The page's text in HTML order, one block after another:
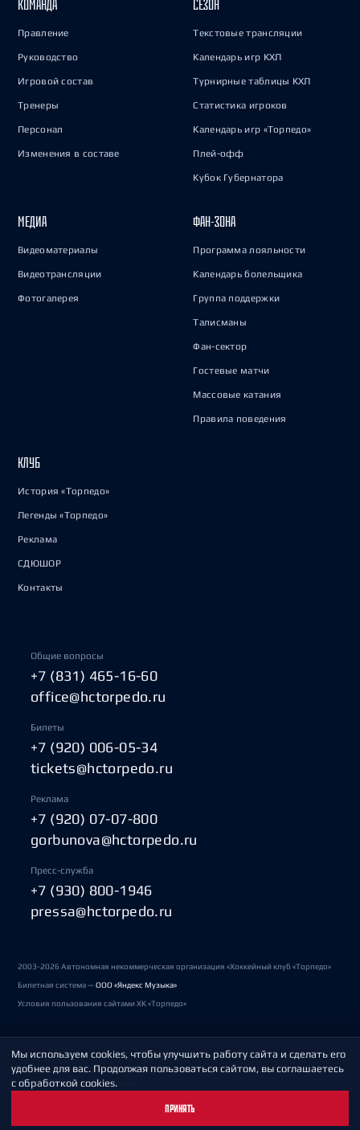
КОМАНДА
Правление
Руководство
Игровой состав
Тренеры
Персонал
Изменения в составе
СЕЗОН
Текстовые трансляции
Календарь игр КХЛ
Турнирные таблицы КХЛ
Статистика игроков
Календарь игр «Торпедо»
Плей-офф
Кубок Губернатора
МЕДИА
Видеоматериалы
Видеотрансляции
Фотогалерея
ФАН-ЗОНА
Программа лояльности
Календарь болельщика
Группа поддержки
Талисманы
Фан-сектор
Гостевые матчи
Массовые катания
Правила поведения
КЛУБ
История «Торпедо»
Легенды «Торпедо»
Реклама
СДЮШОР
Контакты
Общие вопросы
+7 (831) 465-16-60
office@hctorpedo.ru
Билеты
+7 (920) 006-05-34
tickets@hctorpedo.ru
Реклама
+7 (920) 07-07-800
gorbunova@hctorpedo.ru
Пресс-служба
+7 (930) 800-1946
pressa@hctorpedo.ru
2003-2026 Автономная некоммерческая организация «Хоккейный клуб «Торпедо»
Билетная система —ООО «Яндекс Музыка»
Условия пользования сайтами ХК «Торпедо»
Политика обработки персональных данных
Пользовательское соглашение
Мы используем cookies, чтобы улучшить работу сайта и сделать его
удобнее для вас. Продолжая пользоваться сайтом, вы соглашаетесь
с обработкой cookies.
ПРИНЯТЬ